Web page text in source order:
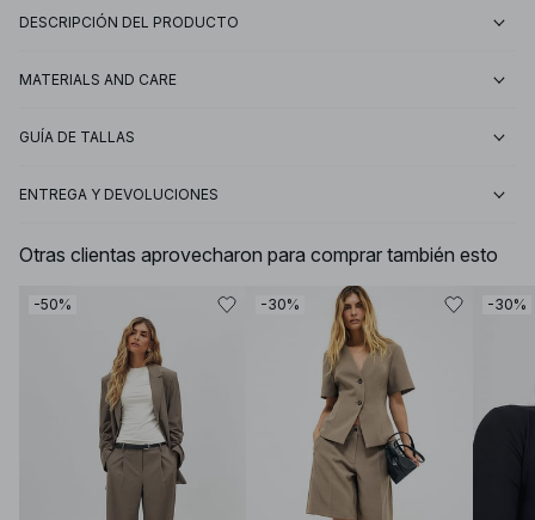
DESCRIPCIÓN DEL PRODUCTO
MATERIALS AND CARE
GUÍA DE TALLAS
ENTREGA Y DEVOLUCIONES
Otras clientas aprovecharon para comprar también esto
-50% -30% -30%